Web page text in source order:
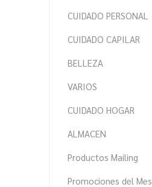
CUIDADO PERSONAL
CUIDADO CAPILAR
BELLEZA
VARIOS
CUIDADO HOGAR
ALMACEN
Productos Mailing
Promociones del Mes